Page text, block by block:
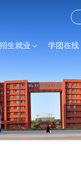
招生就业 学团在线